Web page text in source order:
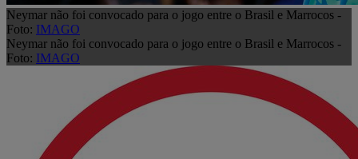
Neymar não foi convocado para o jogo entre o Brasil e Marrocos -
Foto: IMAGO
Neymar não foi convocado para o jogo entre o Brasil e Marrocos -
Foto: IMAGO